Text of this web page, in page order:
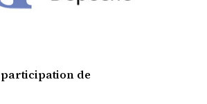
participation de